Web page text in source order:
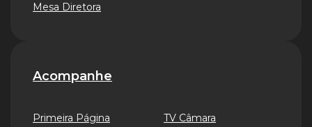
Mesa Diretora
Acompanhe
Primeira Página TV Câmara